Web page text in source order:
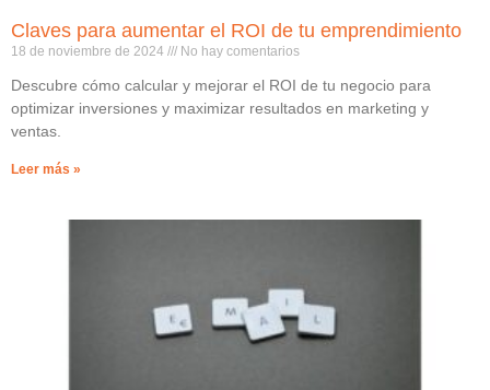
Claves para aumentar el ROI de tu emprendimiento
18 de noviembre de 2024 No hay comentarios
Descubre cómo calcular y mejorar el ROI de tu negocio para
optimizar inversiones y maximizar resultados en marketing y
ventas.
Leer más »